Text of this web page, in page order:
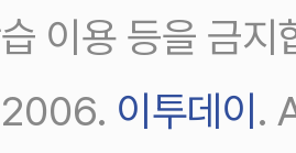
이용 등을 금지
이투데이 .